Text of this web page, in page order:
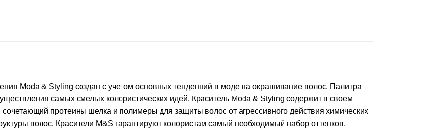
Moda & Styling создан с учетом основных тенденций в моде на окрашивание волос. Палитра
самых смелых колористических идей. Краситель Moda & Styling содержит в своем
протеины шелка и полимеры для защиты волос от агрессивного действия химических
волос. Красители M&S гарантируют колористам самый необходимый набор оттенков,